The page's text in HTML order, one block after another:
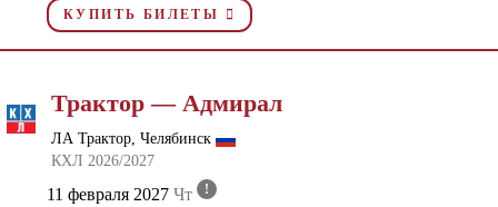
КУПИТЬ БИЛЕТЫ
Трактор — Адмирал
ЛА Трактор, Челябинск
КХЛ 2026/2027
11 февраля 2027 Чт !